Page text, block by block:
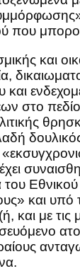
που
και
και
στο
υπό
με τις